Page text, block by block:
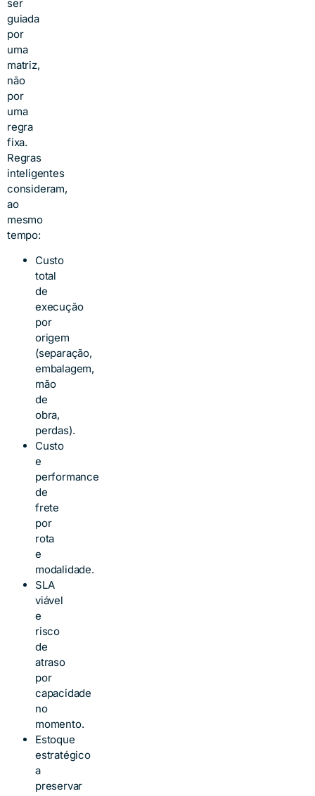
ser
guiada
por
uma
matriz,
não
por
uma
regra
fixa.
Regras
inteligentes
consideram,
ao
mesmo
tempo:
Custo
total
de
execução
por
origem
(separação,
embalagem,
mão
de
obra,
perdas).
Custo
e
performance
de
frete
por
rota
e
modalidade.
SLA
viável
e
risco
de
atraso
por
capacidade
no
momento.
Estoque
estratégico
a
preservar